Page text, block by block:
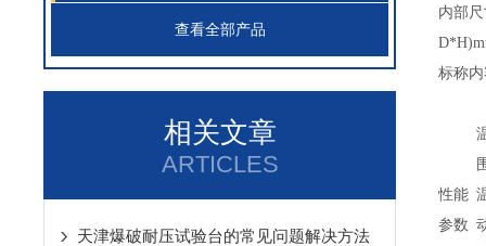
查看全部产品
相关文章
ARTICLES
天津爆破耐压试验台的常见问题解决方法
内部
标称
性能
参数